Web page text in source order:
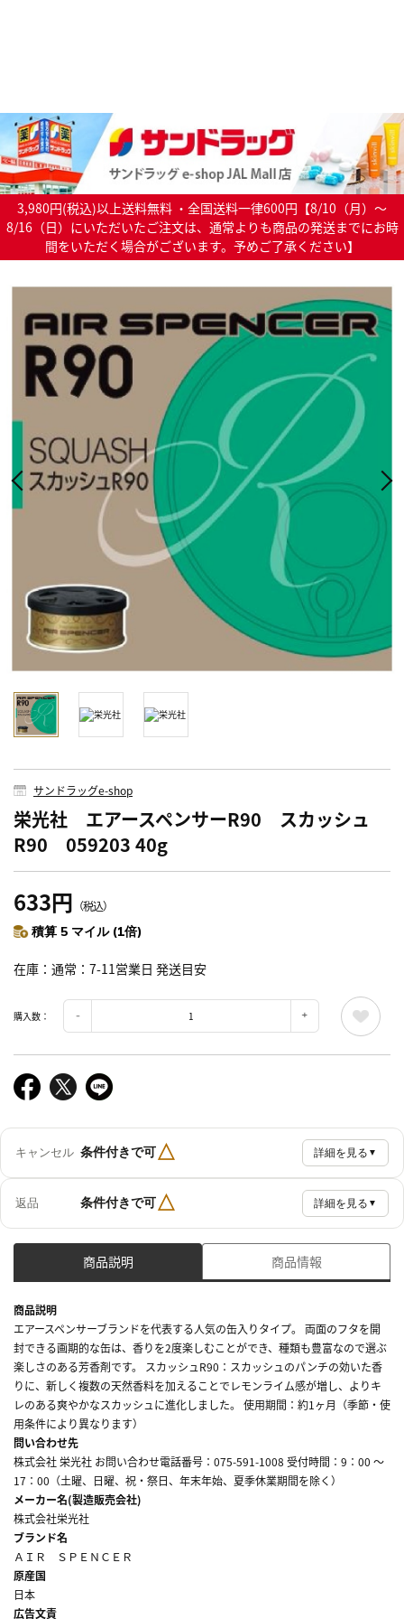
3,980円(税込)以上送料無料 ・全国送料一律600円【8/10（月）～
8/16（日）にいただいたご注文は、通常よりも商品の発送までにお時
間をいただく場合がございます。予めご了承ください】
サンドラッグe-shop
栄光社 エアースペンサーR90 スカッシュ
R90 059203 40g
633円 （税込）
積算 5 マイル (1倍)
在庫 通常：7-11営業日 発送目安
購入数：
キャンセル 条件付きで可△ 詳細を見る ▼
返品 条件付きで可△ 詳細を見る ▼
商品説明 商品情報
商品説明
エアースペンサーブランドを代表する人気の缶入りタイプ。 両面のフタを開
封できる画期的な缶は、香りを2度楽しむことができ、種類も豊富なので選ぶ
楽しさのある芳香剤です。 スカッシュR90：スカッシュのパンチの効いた香
りに、新しく複数の天然香料を加えることでレモンライム感が増し、よりキ
レのある爽やかなスカッシュに進化しました。 使用期間：約1ヶ月（季節・使
用条件により異なります）
問い合わせ先
株式会社 栄光社 お問い合わせ電話番号：075-591-1008 受付時間：9：00 ～
17：00（土曜、日曜、祝・祭日、年末年始、夏季休業期間を除く）
メーカー名(製造販売会社)
株式会社栄光社
ブランド名
ＡＩＲ ＳＰＥＮＣＥＲ
原産国
日本
広告文責